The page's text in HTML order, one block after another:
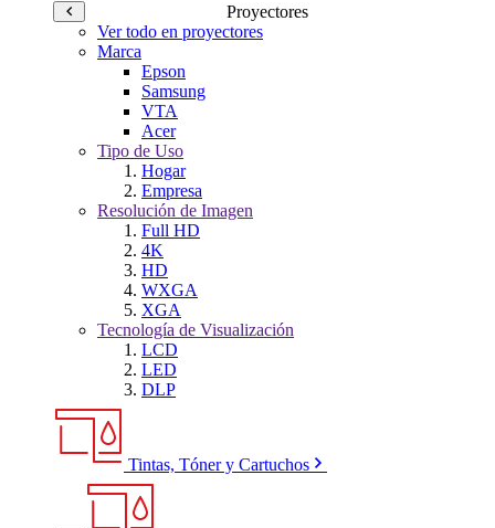
Proyectores
Ver todo en proyectores
Marca
Epson
Samsung
VTA
Acer
Tipo de Uso
Hogar
Empresa
Resolución de Imagen
Full HD
4K
HD
WXGA
XGA
Tecnología de Visualización
LCD
LED
DLP
Tintas, Tóner y Cartuchos